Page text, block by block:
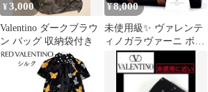
¥3,000
Valentino ダークブラウ
ン バッグ 収納袋付き
¥8,000
未使用級✨ ヴァレンテ
ィノガラヴァーニ ボス
トンバッグ ナイロン ク
ロコ型押し